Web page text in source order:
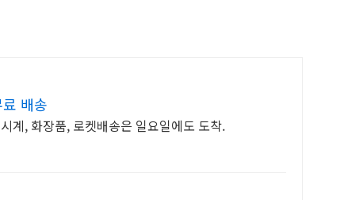
배송
계, 화장품, 로켓배송은 일요일에도 도착.